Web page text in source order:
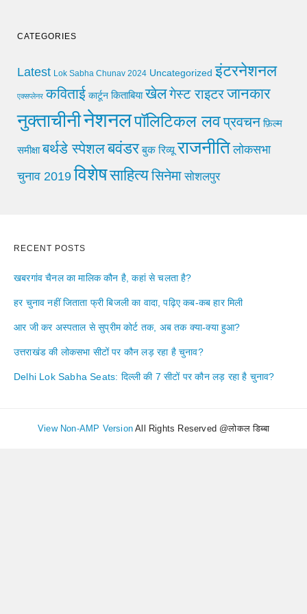
CATEGORIES
Latest Lok Sabha Chunav 2024 Uncategorized इंटरनेशनल
एक्सप्लेनर कविताई कार्टून किताबिया खेलगेस्ट राइटरजानकार
नुक्ताचीनीनेशनलपॉलिटिकल लवप्रवचन फ़िल्म
समीक्षा बर्थडे स्पेशलबवंडर बुक रिव्यू राजनीति लोकसभा
चुनाव 2019 विशेषसाहित्यसिनेमा सोशलपुर
RECENT POSTS
खबरगांव चैनल का मालिक कौन है, कहां से चलता है?
हर चुनाव नहीं जिताता फ्री बिजली का वादा, पढ़िए कब-कब हार मिली
आर जी कर अस्पताल से सुप्रीम कोर्ट तक, अब तक क्या-क्या हुआ?
उत्तराखंड की लोकसभा सीटों पर कौन लड़ रहा है चुनाव?
Delhi Lok Sabha Seats: दिल्ली की 7 सीटों पर कौन लड़ रहा है चुनाव?
View Non-AMP Version All Rights Reserved @लोकल डिब्बा